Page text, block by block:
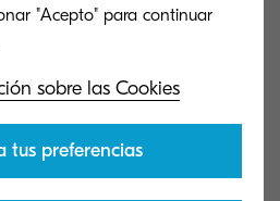
"Acepto" para continuar
sobre las Cookies
tus preferencias